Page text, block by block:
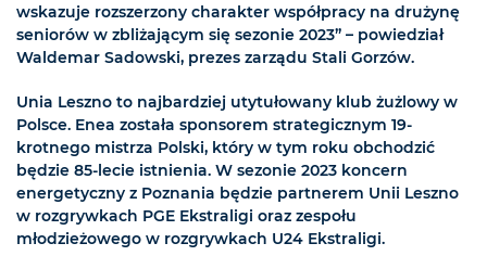
wskazuje rozszerzony charakter współpracy na drużynę
seniorów w zbliżającym się sezonie 2023” – powiedział
Waldemar Sadowski, prezes zarządu Stali Gorzów.
Unia Leszno to najbardziej utytułowany klub żużlowy w
Polsce. Enea została sponsorem strategicznym 19-
krotnego mistrza Polski, który w tym roku obchodzić
będzie 85-lecie istnienia. W sezonie 2023 koncern
energetyczny z Poznania będzie partnerem Unii Leszno
w rozgrywkach PGE Ekstraligi oraz zespołu
młodzieżowego w rozgrywkach U24 Ekstraligi.